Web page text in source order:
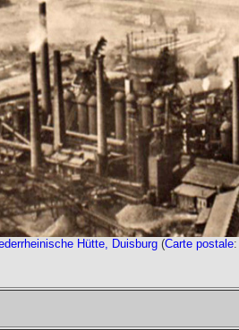
Hütte, Duisburg (Carte postale